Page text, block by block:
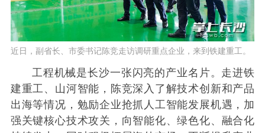
近日，副省长、市委书记陈竞走访调研重点企业，来到铁建重工。
工程机械是长沙一张闪亮的产业名片。走进铁
建重工、山河智能，陈竞深入了解技术创新和产品
出海等情况，勉励企业抢抓人工智能发展机遇，加
强关键核心技术攻关，向智能化、绿色化、融合化